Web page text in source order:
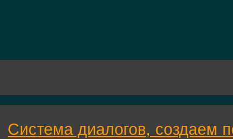
Система диалогов, создаем